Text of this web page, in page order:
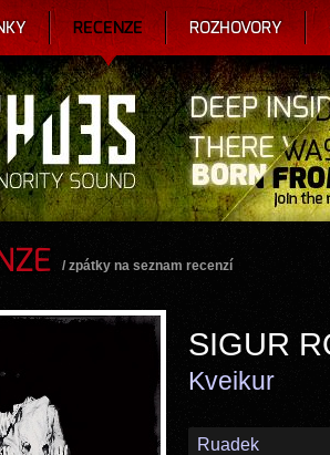
RECENZE ROZHOVORY
/ zpátky na seznam recenzí
SIGUR
Kveikur
Ruadek